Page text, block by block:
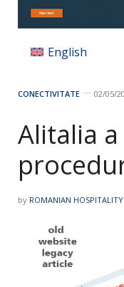
English
CONECTIVITATE 02/05/
Alitalia
by ROMANIAN HOSPITALITY